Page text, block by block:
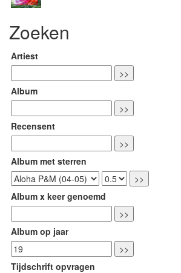
Zoeken
Artiest
Album
Recensent
Album met sterren
Album x keer genoemd
Album op jaar
Tijdschrift opvragen